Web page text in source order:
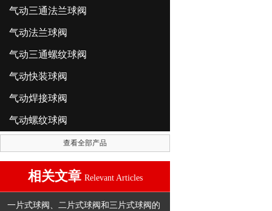
气动三通法兰球阀
气动法兰球阀
气动三通螺纹球阀
气动快装球阀
气动焊接球阀
气动螺纹球阀
查看全部产品
相关文章 Relevant Articles
一片式球阀、二片式球阀和三片式球阀的